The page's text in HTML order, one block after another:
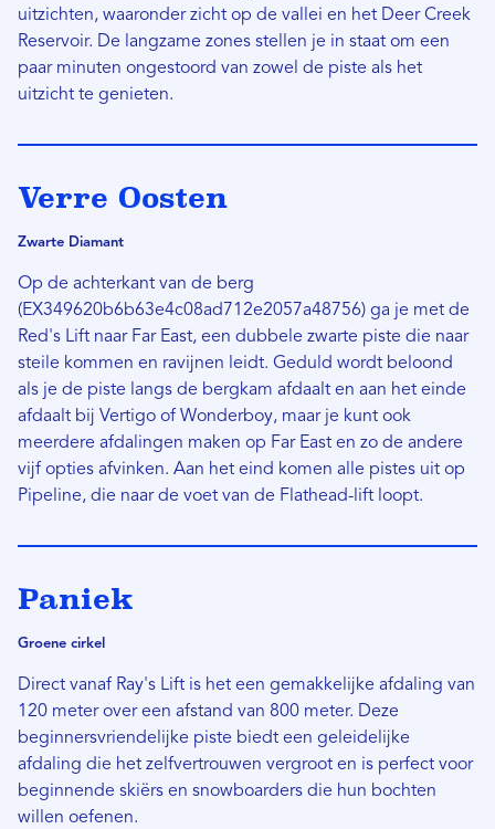
uitzichten, waaronder zicht op de vallei en het Deer Creek
Reservoir. De langzame zones stellen je in staat om een ​​
paar minuten ongestoord van zowel de piste als het
uitzicht te genieten.
Verre Oosten
Zwarte Diamant
Op de achterkant van de berg
(EX349620b6b63e4c08ad712e2057a48756) ga je met de
Red's Lift naar Far East, een dubbele zwarte piste die naar
steile kommen en ravijnen leidt. Geduld wordt beloond
als je de piste langs de bergkam afdaalt en aan het einde
afdaalt bij Vertigo of Wonderboy, maar je kunt ook
meerdere afdalingen maken op Far East en zo de andere
vijf opties afvinken. Aan het eind komen alle pistes uit op
Pipeline, die naar de voet van de Flathead-lift loopt.
Paniek
Groene cirkel
Direct vanaf Ray's Lift is het een gemakkelijke afdaling van
120 meter over een afstand van 800 meter. Deze
beginnersvriendelijke piste biedt een geleidelijke
afdaling die het zelfvertrouwen vergroot en is perfect voor
beginnende skiërs en snowboarders die hun bochten
willen oefenen.